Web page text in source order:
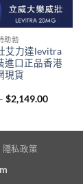
助勃
艾力達levitra
進口正品香港
現貨
$2,149.00Price
隱私政策